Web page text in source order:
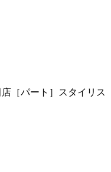
［パート］スタイリス